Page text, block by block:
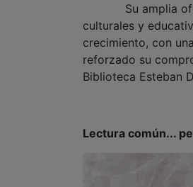
Su amplia oferta
culturales y
crecimiento, con
reforzado su
Biblioteca Esteban
Lectura común...